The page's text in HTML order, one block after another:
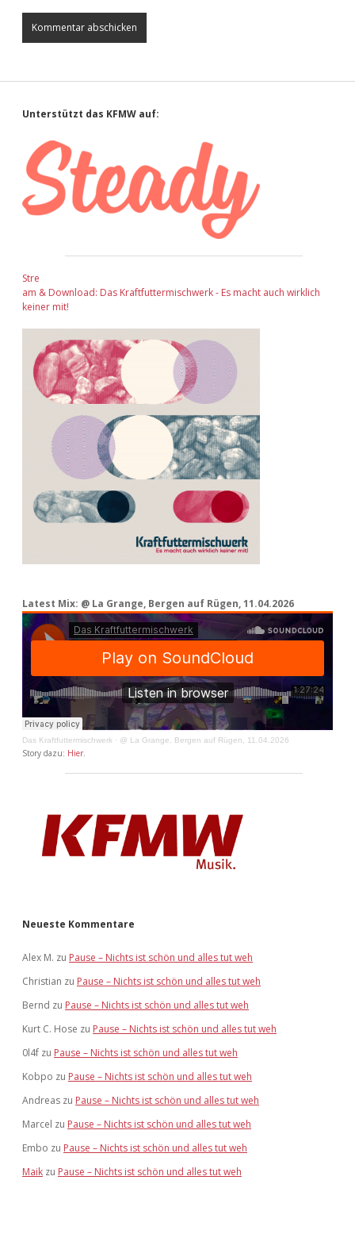
Sidebar
Unterstützt das KFMW auf:
Stre
am & Download: Das Kraftfuttermischwerk - Es macht auch wirklich
keiner mit!
Latest Mix: @ La Grange, Bergen auf Rügen, 11.04.2026
Das Kraftfuttermischwerk · @ La Grange, Bergen auf Rügen, 11.04.2026
Story dazu: Hier.
Neueste Kommentare
Alex M. zu Pause – Nichts ist schön und alles tut weh
Christian zu Pause – Nichts ist schön und alles tut weh
Bernd zu Pause – Nichts ist schön und alles tut weh
Kurt C. Hose zu Pause – Nichts ist schön und alles tut weh
0l4f zu Pause – Nichts ist schön und alles tut weh
Kobpo zu Pause – Nichts ist schön und alles tut weh
Andreas zu Pause – Nichts ist schön und alles tut weh
Marcel zu Pause – Nichts ist schön und alles tut weh
Embo zu Pause – Nichts ist schön und alles tut weh
Maik zu Pause – Nichts ist schön und alles tut weh